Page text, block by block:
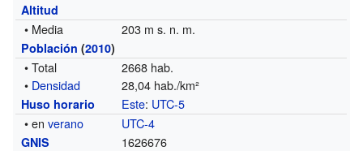
Altitud
• Media 203 m s. n. m.
Población (2010)
• Total
2668 hab.
• Densidad 28,04 hab./km²
Huso horario Este: UTC-5
• enverano UTC-4
GNIS 1626676